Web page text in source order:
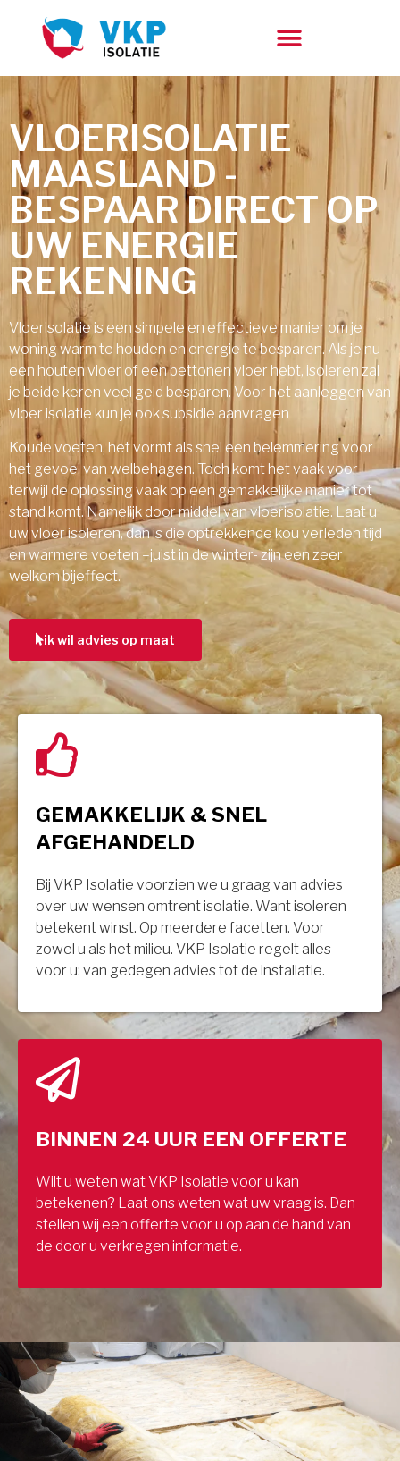
VLOERISOLATIE
MAASLAND -
BESPAAR DIRECT OP
UW ENERGIE
REKENING
Vloerisolatie is een simpele en effectieve manier om je
woning warm te houden en energie te besparen. Als je nu
een houten vloer of een bettonen vloer hebt, isoleren zal
je beide keren veel geld besparen. Voor het aanleggen van
vloer isolatie kun je ook subsidie aanvragen
Koude voeten, het vormt als snel een belemmering voor
het gevoel van welbehagen. Toch komt het vaak voor
terwijl de oplossing vaak op een gemakkelijke manier tot
stand komt. Namelijk door middel van vloerisolatie. Laat u
uw vloer isoleren, dan is die optrekkende kou verleden tijd
en warmere voeten –juist in de winter- zijn een zeer
welkom bijeffect.
ik wil advies op maat
GEMAKKELIJK & SNEL
AFGEHANDELD
Bij VKP Isolatie voorzien we u graag van advies
over uw wensen omtrent isolatie. Want isoleren
betekent winst. Op meerdere facetten. Voor
zowel u als het milieu. VKP Isolatie regelt alles
voor u: van gedegen advies tot de installatie.
BINNEN 24 UUR EEN OFFERTE
Wilt u weten wat VKP Isolatie voor u kan
betekenen? Laat ons weten wat uw vraag is. Dan
stellen wij een offerte voor u op aan de hand van
de door u verkregen informatie.